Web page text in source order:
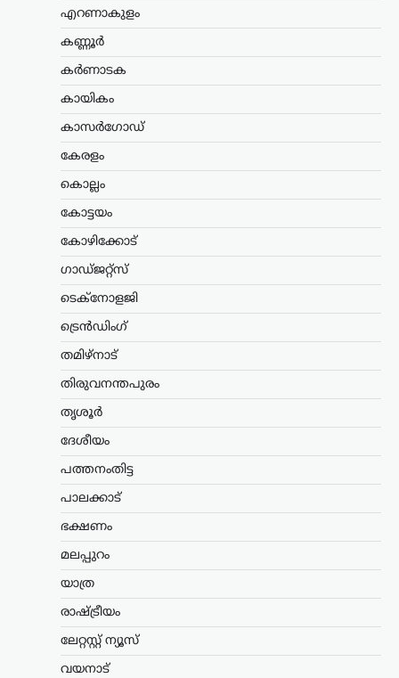
എറണാകുളം
കണ്ണൂർ
കർണാടക
കായികം
കാസർഗോഡ്
കേരളം
കൊല്ലം
കോട്ടയം
കോഴിക്കോട്
ഗാഡ്ജറ്റ്സ്
ടെക്നോളജി
ട്രെൻഡിംഗ്
തമിഴ്നാട്
തിരുവനന്തപുരം
തൃശൂർ
ദേശീയം
പത്തനംതിട്ട
പാലക്കാട്
ഭക്ഷണം
മലപ്പുറം
യാത്ര
രാഷ്ട്രീയം
ലേറ്റസ്റ്റ് ന്യൂസ്
വയനാട്
തുടര്‍ന്ന് സംസ്ഥാനത്ത് പൊലീസ്
പരിശോധന ശക്തമാക്കി.
ട്രെൻഡിംഗ്,ദേശീയം,ലേറ്റസ്റ്റ് ന്യൂസ്
ഫണ്ടിൽ ക്രമക്കേടില്ലെന്ന്
സർക്കാർ; 3,300 കോടി
രൂപയുടെ കണക്കുകൾ
ന്യൂസ് ഡെസ്ക്
ഓഗസ്റ്റ്‌ 7, 2026
അയോധ്യ രാമക്ഷേത്രത്തിനായി ലഭിച്ച
3,300 കോടി രൂപയുടെ സംഭാവനകളുടെ
വിനിയോഗത്തിൽ യാതൊരു ക്രമക്കേടും
നടന്നിട്ടില്ലെന്ന് സർക്കാർ വൃത്തങ്ങൾ
വ്യക്തമാക്കി. സംഭാവന തുകയുടെ
ഉപയോഗവുമായി ബന്ധപ്പെട്ട് ഉയർന്ന
കേരളം,തിരുവനന്തപുരം,വാർത്തകൾ
അനീതി; ഉത്തരവ്
പിൻവലിക്കണമെന്ന്
ഗുണഭോക്താക്കളുടെ വീടുകളിലെത്തി
സംവിധാനം അവസാനിപ്പിക്കാനുള്ള
പ്രതിപക്ഷ നേതാവ് പിണറായി വിജയൻ.
കേരളം രാജ്യത്തിന് മാതൃകയായി…